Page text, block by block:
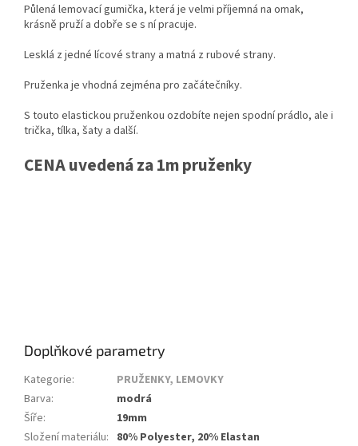
Půlená lemovací gumička, která je velmi příjemná na omak,
krásně pruží a dobře se s ní pracuje.
Lesklá z jedné lícové strany a matná z rubové strany.
Pruženka je vhodná zejména pro začátečníky.
S touto elastickou pruženkou ozdobíte nejen spodní prádlo, ale i
trička, tílka, šaty a další.
CENA uvedená za 1m pruženky
Doplňkové parametry
Kategorie:
PRUŽENKY, LEMOVKY
Barva:
modrá
Šíře:
19mm
Složení materiálu: 80% Polyester, 20% Elastan